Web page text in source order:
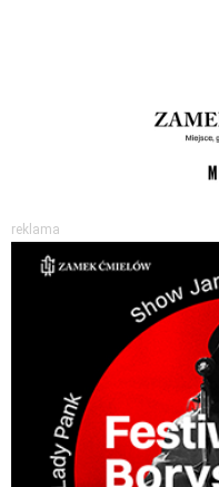
reklama